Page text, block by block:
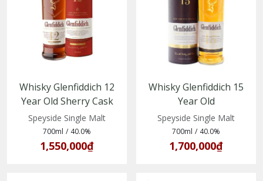
Whisky Glenfiddich 12
Year Old Sherry Cask
Finish (5010327325736)
Speyside Single Malt
700ml / 40.0%
1,550,000₫
Whisky Glenfiddich 15
Year Old
(5010327325125)
Speyside Single Malt
700ml / 40.0%
1,700,000₫